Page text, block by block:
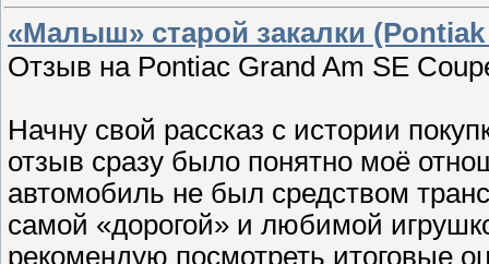
«Малыш» старой закалки
Отзыв на Pontiac Grand Am SE
Начну свой рассказ с истории
отзыв сразу было понятно моё
автомобиль не был средством
самой «дорогой» и любимой
рекомендую посмотреть итоговые